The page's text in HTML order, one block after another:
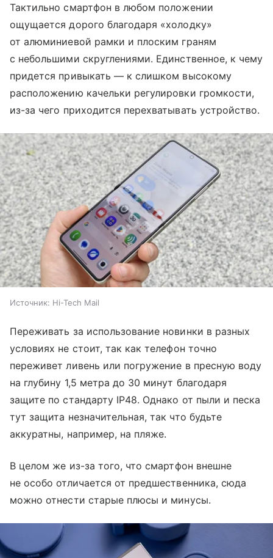
Тактильно смартфон в любом положении
ощущается дорого благодаря «холодку»
от алюминиевой рамки и плоским граням
с небольшими скруглениями. Единственное, к чему
придется привыкать — к слишком высокому
расположению качельки регулировки громкости,
из-за чего приходится перехватывать устройство.
Источник: Hi-Tech Mail
Переживать за использование новинки в разных
условиях не стоит, так как телефон точно
переживет ливень или погружение в пресную воду
на глубину 1,5 метра до 30 минут благодаря
защите по стандарту IP48. Однако от пыли и песка
тут защита незначительная, так что будьте
аккуратны, например, на пляже.
В целом же из-за того, что смартфон внешне
не особо отличается от предшественника, сюда
можно отнести старые плюсы и минусы.